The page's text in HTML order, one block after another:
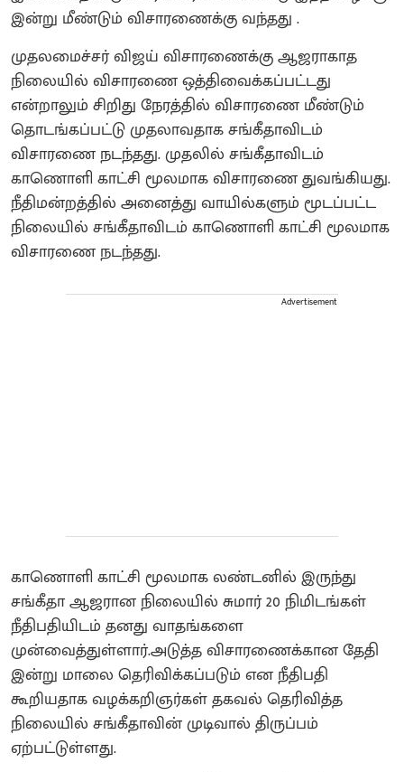
இன்று மீண்டும் விசாரணைக்கு வந்தது .
முதலமைச்சர் விஜய் விசாரணைக்கு ஆஜராகாத
நிலையில் விசாரணை ஒத்திவைக்கப்பட்டது
என்றாலும் சிறிது நேரத்தில் விசாரணை மீண்டும்
தொடங்கப்பட்டு முதலாவதாக சங்கீதாவிடம்
விசாரணை நடந்தது. முதலில் சங்கீதாவிடம்
காணொளி காட்சி மூலமாக விசாரணை துவங்கியது.
நீதிமன்றத்தில் அனைத்து வாயில்களும் மூடப்பட்ட
நிலையில் சங்கீதாவிடம் காணொளி காட்சி மூலமாக
விசாரணை நடந்தது.
Advertisement
காணொளி காட்சி மூலமாக லண்டனில் இருந்து
சங்கீதா ஆஜரான நிலையில் சுமார் 20 நிமிடங்கள்
நீதிபதியிடம் தனது வாதங்களை
முன்வைத்துள்ளார்.அடுத்த விசாரணைக்கான தேதி
இன்று மாலை தெரிவிக்கப்படும் என நீதிபதி
கூறியதாக வழக்கறிஞர்கள் தகவல் தெரிவித்த
நிலையில் சங்கீதாவின் முடிவால் திருப்பம்
ஏற்பட்டுள்ளது.